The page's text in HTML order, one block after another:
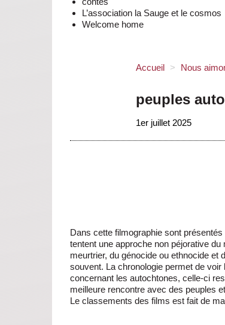
L’association la Sauge et le cosmos
Welcome home
Accueil > Nous
peuples
1er juillet 2025
Dans cette filmographie sont
tentent une approche non péjorative
meurtrier, du génocide ou ethnocide
souvent. La chronologie permet de voir
concernant les autochtones, celle-ci
meilleure rencontre avec des peuples
Le classements des films est fait de